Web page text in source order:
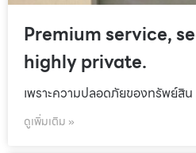
Premium service,
highly private.
เพราะความปลอดภัยของทรัพย์สิ
ดูเพิ่มเติม »